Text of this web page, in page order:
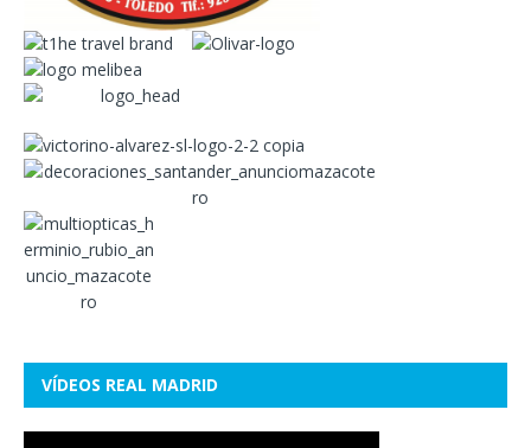
VÍDEOS REAL MADRID